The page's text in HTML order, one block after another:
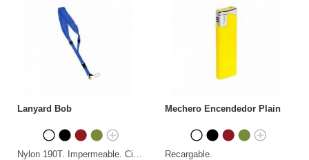
Lanyard Bob Mechero Encendedor Plain
Recargable.